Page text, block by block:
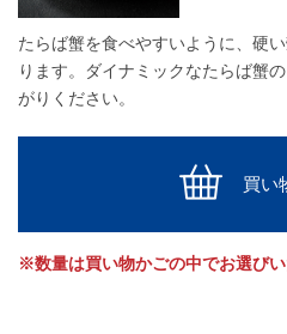
たらば蟹を食べやすいように、硬
ります。ダイナミックなたらば蟹
がりください。
買い
※数量は買い物かごの中でお選びい